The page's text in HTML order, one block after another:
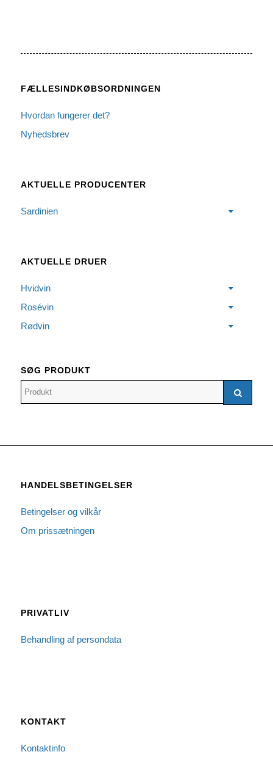
FÆLLESINDKØBSORDNINGEN
Hvordan fungerer det?
Nyhedsbrev
AKTUELLE PRODUCENTER
Sardinien
AKTUELLE DRUER
Hvidvin
Rosévin
Rødvin
SØG PRODUKT
HANDELSBETINGELSER
Betingelser og vilkår
Om prissætningen
PRIVATLIV
Behandling af persondata
KONTAKT
Kontaktinfo